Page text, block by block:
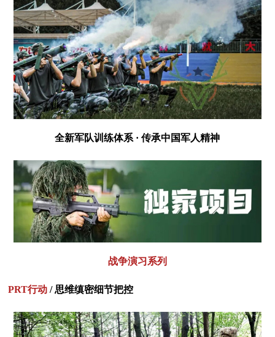
全新军队训练体系 · 传承中国军人精神
战争演习系列
PRT行动 / 思维缜密细节把控